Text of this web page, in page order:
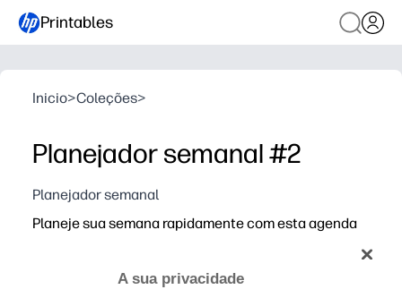
Printables
Inicio>Coleções>
Planejador semanal #2
Planejador semanal
Planeje sua semana rapidamente com esta agenda
Por que funciona:A sua privacidade